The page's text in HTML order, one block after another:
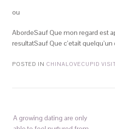
ou
AbordeSauf Que mon regard est
resultatSauf Que c’etait quelqu’un
POSTED IN CHINALOVECUPID
A growing dating are only